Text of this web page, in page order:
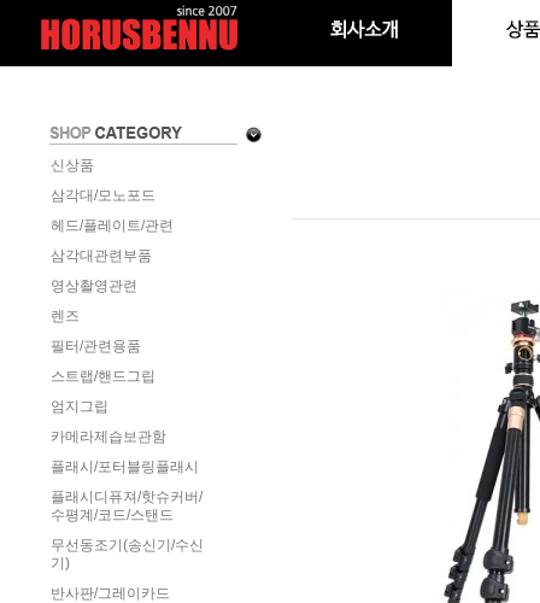
신상품
삼각대/모노포드
헤드/플레이트/관련
삼각대관련부품
영상촬영관련
렌즈
필터/관련용품
스트랩/핸드그립
엄지그립
카메라제습보관함
플래시/포터블링플래시
플래시디퓨져/핫슈커버/
수평계/코드/스탠드
무선동조기(송신기/수신
기)
반사판/그레이카드